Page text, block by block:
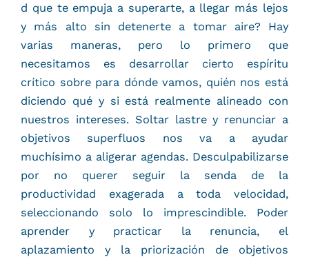
d que te empuja a superarte, a llegar más lejos
y más alto sin detenerte a tomar aire? Hay
varias maneras, pero lo primero que
necesitamos es desarrollar cierto espíritu
crítico sobre para dónde vamos, quién nos está
diciendo qué y si está realmente alineado con
nuestros intereses. Soltar lastre y renunciar a
objetivos superfluos nos va a ayudar
muchísimo a aligerar agendas. Desculpabilizarse
por no querer seguir la senda de la
productividad exagerada a toda velocidad,
seleccionando solo lo imprescindible. Poder
aprender y practicar la renuncia, el
aplazamiento y la priorización de objetivos